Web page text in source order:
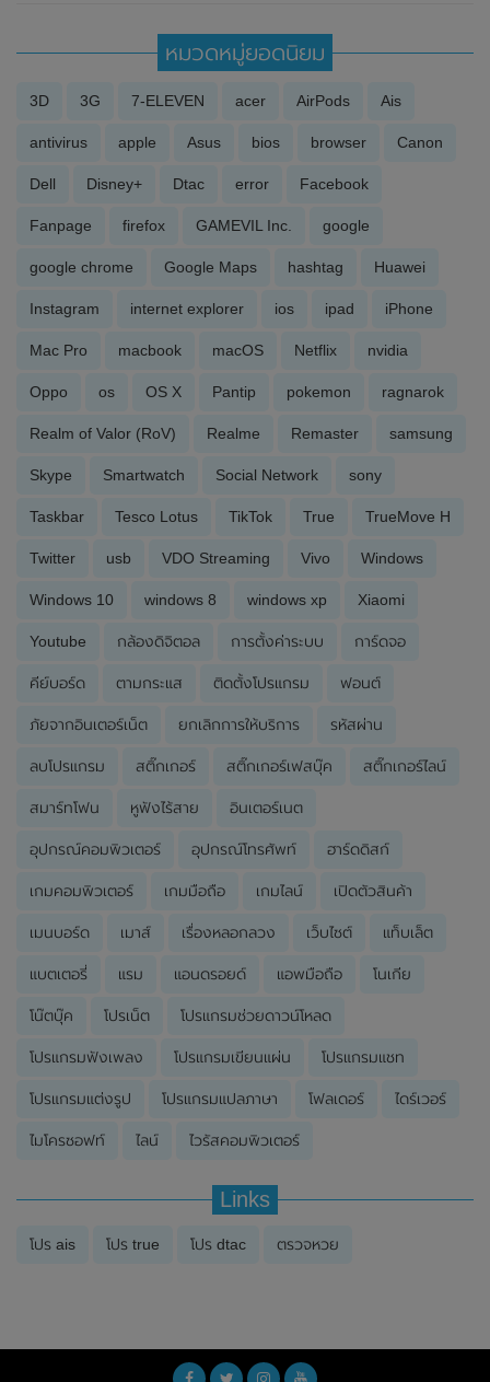
หมวดหมู่ยอดนิยม
3D 3G 7-ELEVEN acer AirPods Ais
antivirus apple Asus bios browser Canon
Dell Disney+ Dtac error Facebook
Fanpage firefox GAMEVIL Inc. google
google chrome Google Maps hashtag Huawei
Instagram internet explorer ios ipad iPhone
Mac Pro macbook macOS Netflix nvidia
Oppo os OS X Pantip pokemon ragnarok
Realm of Valor (RoV) Realme Remaster samsung
Skype Smartwatch Social Network sony
Taskbar Tesco Lotus TikTok True TrueMove H
Twitter usb VDO Streaming Vivo Windows
Windows 10 windows 8 windows xp Xiaomi
Youtube กล้องดิจิตอล การตั้งค่าระบบ การ์ดจอ
คีย์บอร์ด ตามกระแส ติดตั้งโปรแกรม ฟอนต์
ภัยจากอินเตอร์เน็ต ยกเลิกการให้บริการ รหัสผ่าน
ลบโปรแกรม สติ๊กเกอร์ สติ๊กเกอร์เฟสบุ๊ค สติ๊กเกอร์ไลน์
สมาร์ทโฟน หูฟังไร้สาย อินเตอร์เนต
อุปกรณ์คอมพิวเตอร์ อุปกรณ์โทรศัพท์ ฮาร์ดดิสก์
เกมคอมพิวเตอร์ เกมมือถือ เกมไลน์ เปิดตัวสินค้า
เมนบอร์ด เมาส์ เรื่องหลอกลวง เว็บไซต์ แท็บเล็ต
แบตเตอรี่ แรม แอนดรอยด์ แอพมือถือ โนเกีย
โน๊ตบุ๊ค โปรเน็ต โปรแกรมช่วยดาวน์โหลด
โปรแกรมฟังเพลง โปรแกรมเขียนแผ่น โปรแกรมแชท
โปรแกรมแต่งรูป โปรแกรมแปลภาษา โฟลเดอร์ ไดร์เวอร์
ไมโครซอฟท์ ไลน์ ไวรัสคอมพิวเตอร์
Links
โปร ais โปร true โปร dtac ตรวจหวย